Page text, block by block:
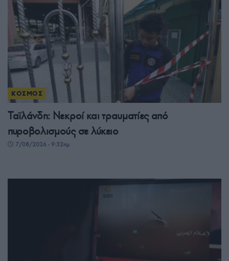
ΚΟΣΜΟΣ
Ταϊλάνδη: Νεκροί και τραυματίες από
πυροβολισμούς σε λύκειο
7/08/2026 - 9:32πμ